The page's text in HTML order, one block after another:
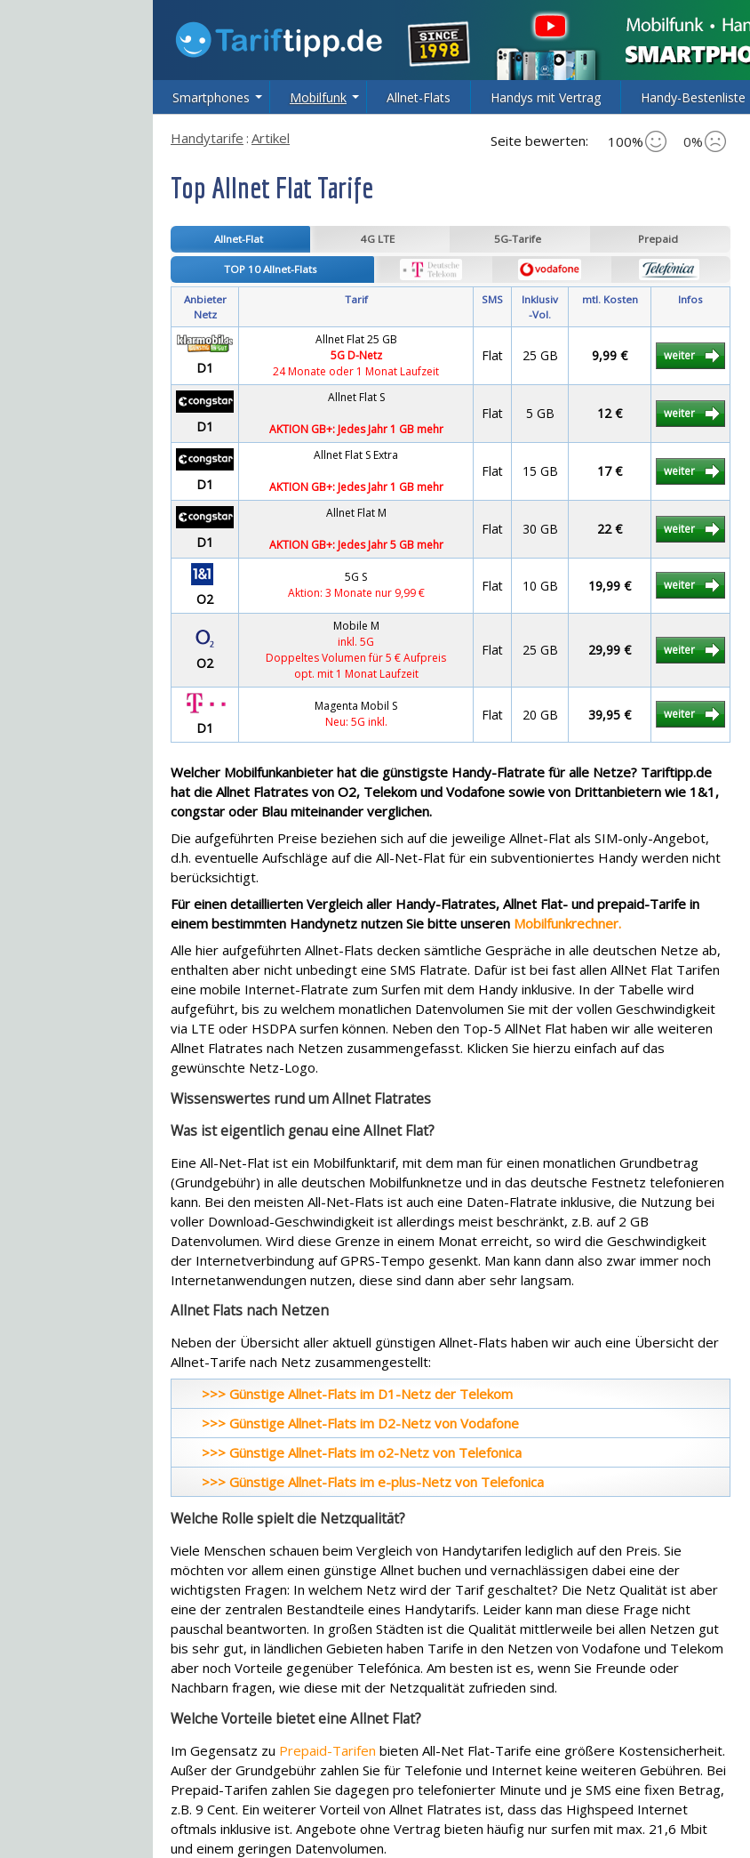
Smartphones Mobilfunk Allnet-Flats Handys mit Vertrag Handy-Bestenliste
Seite bewerten: 100% 0%
Handytarife : Artikel
Top Allnet Flat Tarife
Allnet-Flat 4G LTE 5G-Tarife Prepaid
TOP 10 Allnet-Flats
Anbieter
Netz
Tarif SMS
Inklusiv
-Vol.
mtl. Kosten Infos
D1
Allnet Flat 25 GB
5G D-Netz
24 Monate oder 1 Monat Laufzeit
Flat 25 GB 9,99 € weiter
D1
Allnet Flat S
AKTION GB+: Jedes Jahr 1 GB mehr
Flat 5 GB 12 € weiter
D1
Allnet Flat S Extra
AKTION GB+: Jedes Jahr 1 GB mehr
Flat 15 GB 17 € weiter
D1
Allnet Flat M
AKTION GB+: Jedes Jahr 5 GB mehr
Flat 30 GB 22 € weiter
O2
5G S
Aktion: 3 Monate nur 9,99 €
Flat 10 GB 19,99 € weiter
O2
Mobile M
inkl. 5G
Doppeltes Volumen für 5 € Aufpreis
opt. mit 1 Monat Laufzeit
Flat 25 GB 29,99 € weiter
D1
Magenta Mobil S
Neu: 5G inkl.
Flat 20 GB 39,95 € weiter
Welcher Mobilfunkanbieter hat die günstigste Handy-Flatrate für alle Netze? Tariftipp.de
hat die Allnet Flatrates von O2, Telekom und Vodafone sowie von Drittanbietern wie 1&1,
congstar oder Blau miteinander verglichen.
Die aufgeführten Preise beziehen sich auf die jeweilige Allnet-Flat als SIM-only-Angebot,
d.h. eventuelle Aufschläge auf die All-Net-Flat für ein subventioniertes Handy werden nicht
berücksichtigt.
Für einen detaillierten Vergleich aller Handy-Flatrates, Allnet Flat- und prepaid-Tarife in
einem bestimmten Handynetz nutzen Sie bitte unseren Mobilfunkrechner.
Alle hier aufgeführten Allnet-Flats decken sämtliche Gespräche in alle deutschen Netze ab,
enthalten aber nicht unbedingt eine SMS Flatrate. Dafür ist bei fast allen AllNet Flat Tarifen
eine mobile Internet-Flatrate zum Surfen mit dem Handy inklusive. In der Tabelle wird
aufgeführt, bis zu welchem monatlichen Datenvolumen Sie mit der vollen Geschwindigkeit
via LTE oder HSDPA surfen können. Neben den Top-5 AllNet Flat haben wir alle weiteren
Allnet Flatrates nach Netzen zusammengefasst. Klicken Sie hierzu einfach auf das
gewünschte Netz-Logo.
Wissenswertes rund um Allnet Flatrates
Was ist eigentlich genau eine Allnet Flat?
Eine All-Net-Flat ist ein Mobilfunktarif, mit dem man für einen monatlichen Grundbetrag
(Grundgebühr) in alle deutschen Mobilfunknetze und in das deutsche Festnetz telefonieren
kann. Bei den meisten All-Net-Flats ist auch eine Daten-Flatrate inklusive, die Nutzung bei
voller Download-Geschwindigkeit ist allerdings meist beschränkt, z.B. auf 2 GB
Datenvolumen. Wird diese Grenze in einem Monat erreicht, so wird die Geschwindigkeit
der Internetverbindung auf GPRS-Tempo gesenkt. Man kann dann also zwar immer noch
Internetanwendungen nutzen, diese sind dann aber sehr langsam.
Allnet Flats nach Netzen
Neben der Übersicht aller aktuell günstigen Allnet-Flats haben wir auch eine Übersicht der
Allnet-Tarife nach Netz zusammengestellt:
>>> Günstige Allnet-Flats im D1-Netz der Telekom
>>> Günstige Allnet-Flats im D2-Netz von Vodafone
>>> Günstige Allnet-Flats im o2-Netz von Telefonica
>>> Günstige Allnet-Flats im e-plus-Netz von Telefonica
Welche Rolle spielt die Netzqualität?
Viele Menschen schauen beim Vergleich von Handytarifen lediglich auf den Preis. Sie
möchten vor allem einen günstige Allnet buchen und vernachlässigen dabei eine der
wichtigsten Fragen: In welchem Netz wird der Tarif geschaltet? Die Netz Qualität ist aber
eine der zentralen Bestandteile eines Handytarifs. Leider kann man diese Frage nicht
pauschal beantworten. In großen Städten ist die Qualität mittlerweile bei allen Netzen gut
bis sehr gut, in ländlichen Gebieten haben Tarife in den Netzen von Vodafone und Telekom
aber noch Vorteile gegenüber Telefónica. Am besten ist es, wenn Sie Freunde oder
Nachbarn fragen, wie diese mit der Netzqualität zufrieden sind.
Welche Vorteile bietet eine Allnet Flat?
Im Gegensatz zu Prepaid-Tarifen bieten All-Net Flat-Tarife eine größere Kostensicherheit.
Außer der Grundgebühr zahlen Sie für Telefonie und Internet keine weiteren Gebühren. Bei
Prepaid-Tarifen zahlen Sie dagegen pro telefonierter Minute und je SMS eine fixen Betrag,
z.B. 9 Cent. Ein weiterer Vorteil von Allnet Flatrates ist, dass das Highspeed Internet
oftmals inklusive ist. Angebote ohne Vertrag bieten häufig nur surfen mit max. 21,6 Mbit
und einem geringen Datenvolumen.